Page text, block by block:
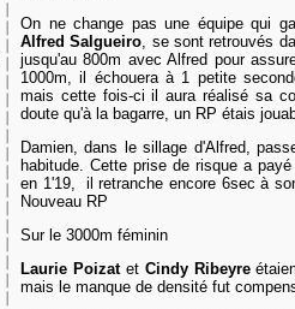
On ne change pas une équipe qui
Alfred Salgueiro, se sont retrouvés
jusqu'au 800m avec Alfred pour
1000m, il échouera à 1 petite
mais cette fois-ci il aura réalisé sa
doute qu'à la bagarre, un RP étais
Damien, dans le sillage d'Alfred,
habitude. Cette prise de risque a
en 1'19, il retranche encore 6sec à
Nouveau RP
Sur le 3000m féminin
Laurie Poizat et Cindy Ribeyre
mais le manque de densité fut